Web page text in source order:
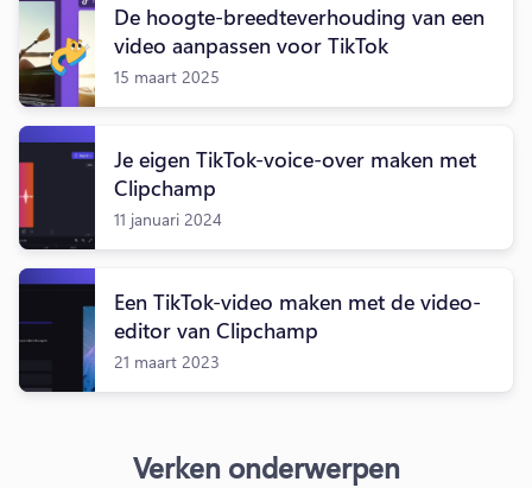
De hoogte-breedteverhouding van een
video aanpassen voor TikTok
15 maart 2025
Je eigen TikTok-voice-over maken met
Clipchamp
11 januari 2024
Een TikTok-video maken met de video-
editor van Clipchamp
21 maart 2023
Verken onderwerpen